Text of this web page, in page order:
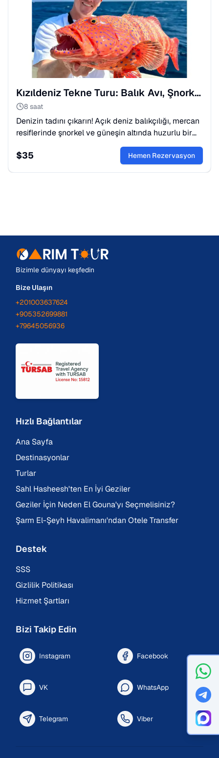
Kızıldeniz Tekne Turu: Balık Avı, Şnorkel ve Keyif
8 saat
Denizin tadını çıkarın! Açık deniz balıkçılığı, mercan
resiflerinde şnorkel ve güneşin altında huzurlu bir
gün. Hem macera hem de dinlenme arayanlar için.
$35 Hemen Rezervasyon
Bizimle dünyayı keşfedin
Bize Ulaşın
+201003637624
+905352699881
+79645056936
Hızlı Bağlantılar
Ana Sayfa
Destinasyonlar
Turlar
Sahl Hasheesh'ten En İyi Geziler
Geziler İçin Neden El Gouna'yı Seçmelisiniz?
Şarm El-Şeyh Havalimanı'ndan Otele Transfer
Destek
SSS
Gizlilik Politikası
Hizmet Şartları
Bizi Takip Edin
Instagram Facebook
VK WhatsApp
Telegram Viber